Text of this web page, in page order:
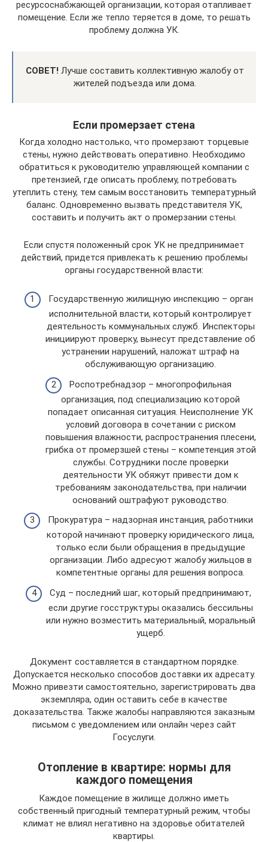
ресурсоснабжающей организации, которая отапливает
помещение. Если же тепло теряется в доме, то решать
проблему должна УК.
СОВЕТ! Лучше составить коллективную жалобу от
жителей подъезда или дома.
Если промерзает стена
Когда холодно настолько, что промерзают торцевые
стены, нужно действовать оперативно. Необходимо
обратиться к руководителю управляющей компании с
претензией, где описать проблему, потребовать
утеплить стену, тем самым восстановить температурный
баланс. Одновременно вызвать представителя УК,
составить и получить акт о промерзании стены.
Если спустя положенный срок УК не предпринимает
действий, придется привлекать к решению проблемы
органы государственной власти:
Государственную жилищную инспекцию – орган
исполнительной власти, который контролирует
деятельность коммунальных служб. Инспекторы
инициируют проверку, вынесут представление об
устранении нарушений, наложат штраф на
обслуживающую организацию.
Роспотребнадзор – многопрофильная
организация, под специализацию которой
попадает описанная ситуация. Неисполнение УК
условий договора в сочетании с риском
повышения влажности, распространения плесени,
грибка от промерзшей стены – компетенция этой
службы. Сотрудники после проверки
деятельности УК обяжут привести дом к
требованиям законодательства, при наличии
оснований оштрафуют руководство.
Прокуратура – надзорная инстанция, работники
которой начинают проверку юридического лица,
только если были обращения в предыдущие
организации. Либо адресуют жалобу жильцов в
компетентные органы для решения вопроса.
Суд – последний шаг, который предпринимают,
если другие госструктуры оказались бессильны
или нужно возместить материальный, моральный
ущерб.
Документ составляется в стандартном порядке.
Допускается несколько способов доставки их адресату.
Можно привезти самостоятельно, зарегистрировать два
экземпляра, один оставить себе в качестве
доказательства. Также жалобы направляются заказным
письмом с уведомлением или онлайн через сайт
Госуслуги.
Отопление в квартире: нормы для
каждого помещения
Каждое помещение в жилище должно иметь
собственный пригодный температурный режим, чтобы
климат не влиял негативно на здоровье обитателей
квартиры.